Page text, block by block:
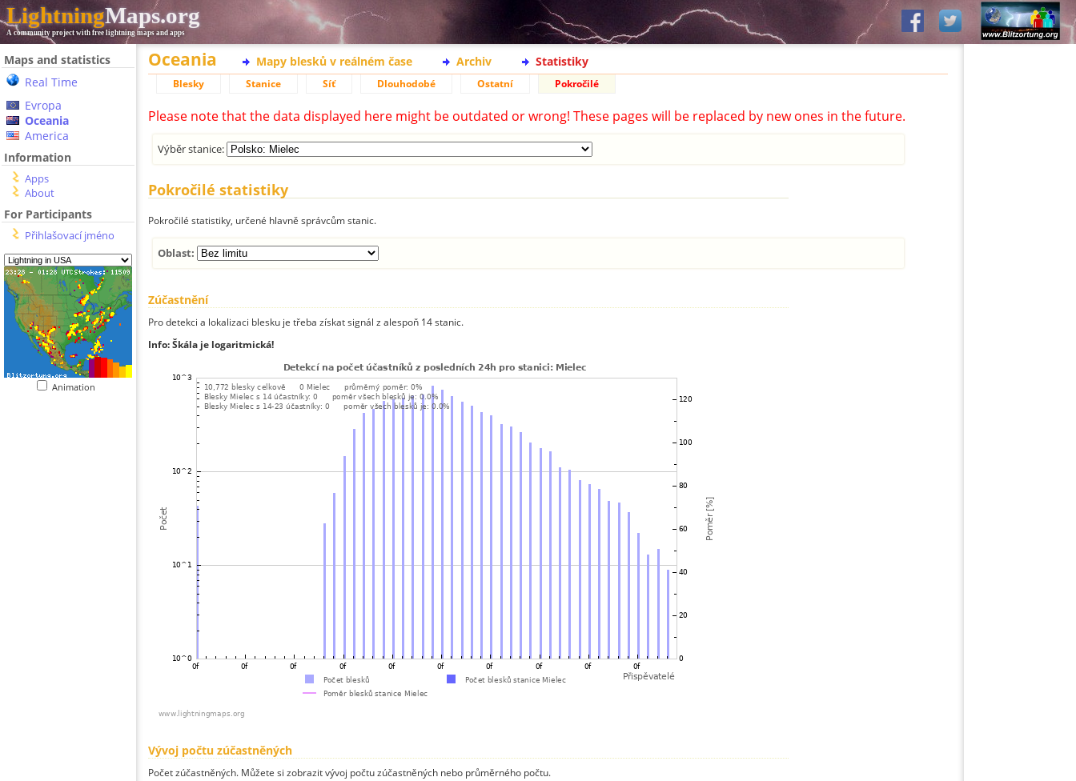
LightningMaps.org
A community project with free lightning maps and apps
Maps and statistics
Real Time
Evropa
Oceania
America
Information
Apps
About
For Participants
Přihlašovací jméno
Animation
Oceania Mapy blesků v reálném čase Archiv Statistiky
Blesky Stanice Síť Dlouhodobé Ostatní Pokročilé
Please note that the data displayed here might be outdated or wrong! These pages will be replaced by new ones in the future.
Výběr stanice:
Pokročilé statistiky
Pokročilé statistiky, určené hlavně správcům stanic.
Oblast:
Zúčastnění
Pro detekci a lokalizaci blesku je třeba získat signál z alespoň 14 stanic.
Info: Škála je logaritmická!
Vývoj počtu zúčastněných
Počet zúčastněných. Můžete si zobrazit vývoj počtu zúčastněných nebo průměrného počtu.